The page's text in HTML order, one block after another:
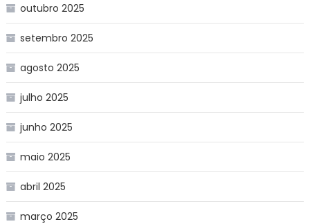
outubro 2025
setembro 2025
agosto 2025
julho 2025
junho 2025
maio 2025
abril 2025
março 2025